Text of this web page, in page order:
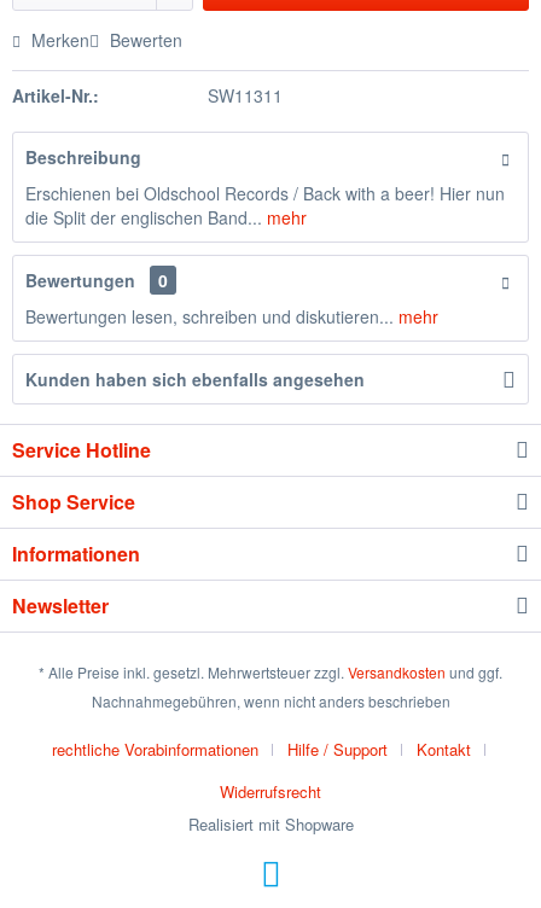
Merken Bewerten
Artikel-Nr.: SW11311
Beschreibung
Erschienen bei Oldschool Records / Back with a beer! Hier nun
die Split der englischen Band... mehr
Bewertungen
0
Bewertungen lesen, schreiben und diskutieren... mehr
Kunden haben sich ebenfalls angesehen
Service Hotline
Shop Service
Informationen
Newsletter
* Alle Preise inkl. gesetzl. Mehrwertsteuer zzgl. Versandkosten und ggf.
Nachnahmegebühren, wenn nicht anders beschrieben
rechtliche Vorabinformationen Hilfe / Support
Kontakt
Widerrufsrecht
Realisiert mit Shopware